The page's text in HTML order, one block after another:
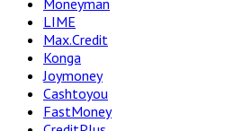
Moneyman
LIME
Max.Credit
Konga
Joymoney
Cashtoyou
FastMoney